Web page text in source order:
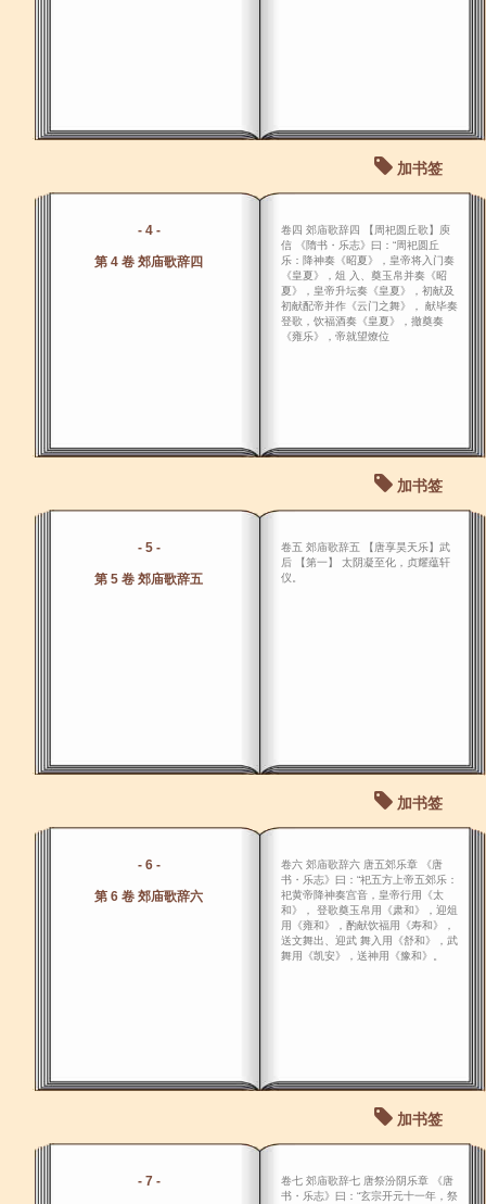
加书签
- 4 -
第 4 卷 郊庙歌辞四
卷四 郊庙歌辞四 【周祀圆丘歌】庾
信 《隋书・乐志》曰：“周祀圆丘
乐：降神奏《昭夏》，皇帝将入门奏
《皇夏》，俎 入、奠玉帛并奏《昭
夏》，皇帝升坛奏《皇夏》，初献及
初献配帝并作《云门之舞》， 献毕奏
登歌，饮福酒奏《皇夏》，撤奠奏
《雍乐》，帝就望燎位
加书签
- 5 -
第 5 卷 郊庙歌辞五
卷五 郊庙歌辞五 【唐享昊天乐】武
后 【第一】 太阴凝至化，贞耀蕴轩
仪。
加书签
- 6 -
第 6 卷 郊庙歌辞六
卷六 郊庙歌辞六 唐五郊乐章 《唐
书・乐志》曰：“祀五方上帝五郊乐：
祀黄帝降神奏宫音，皇帝行用《太
和》， 登歌奠玉帛用《肃和》，迎俎
用《雍和》，酌献饮福用《寿和》，
送文舞出、迎武 舞入用《舒和》，武
舞用《凯安》，送神用《豫和》。
加书签
- 7 -
卷七 郊庙歌辞七 唐祭汾阴乐章 《唐
书・乐志》曰：“玄宗开元十一年，祭